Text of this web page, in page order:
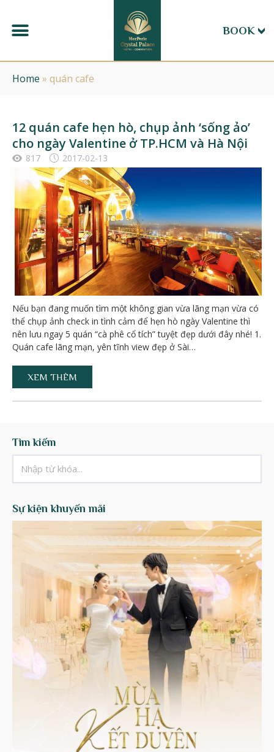
BOOK
Home » quán cafe
12 quán cafe hẹn hò, chụp ảnh ‘sống ảo’
cho ngày Valentine ở TP.HCM và Hà Nội
817 2017-02-13
Nếu bạn đang muốn tìm một không gian vừa lãng mạn vừa có
thể chụp ảnh check in tình cảm để hẹn hò ngày Valentine thì
nên lưu ngay 5 quán “cà phê cổ tích” tuyệt đẹp dưới đây nhé! 1.
Quán cafe lãng mạn, yên tĩnh view đẹp ở Sài…
XEM THÊM
Tìm kiếm
Sự kiện khuyến mãi